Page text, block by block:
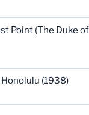
Point (The Duke
(1938)